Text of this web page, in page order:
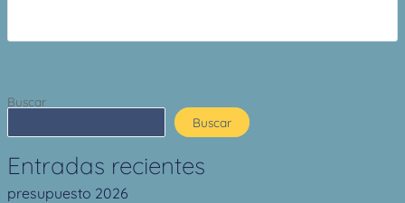
Buscar
Buscar
Entradas recientes
presupuesto 2026